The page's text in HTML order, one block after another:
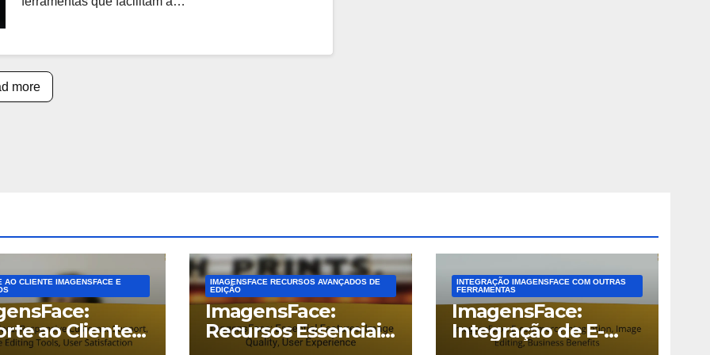
more
AO CLIENTE IMAGENSFACE E
ao Cliente
IMAGENSFACE RECURSOS AVANÇADOS DE
EDIÇÃO
ImagensFace:
Recursos Essenciais,
Qualidade da
INTEGRAÇÃO IMAGENSFACE COM OUTRAS
FERRAMENTAS
ImagensFace:
Integração de E-
commerce, Edição